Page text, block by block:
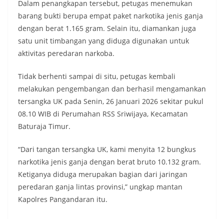
Dalam penangkapan tersebut, petugas menemukan
barang bukti berupa empat paket narkotika jenis ganja
dengan berat 1.165 gram. Selain itu, diamankan juga
satu unit timbangan yang diduga digunakan untuk
aktivitas peredaran narkoba.
Tidak berhenti sampai di situ, petugas kembali
melakukan pengembangan dan berhasil mengamankan
tersangka UK pada Senin, 26 Januari 2026 sekitar pukul
08.10 WIB di Perumahan RSS Sriwijaya, Kecamatan
Baturaja Timur.
“Dari tangan tersangka UK, kami menyita 12 bungkus
narkotika jenis ganja dengan berat bruto 10.132 gram.
Ketiganya diduga merupakan bagian dari jaringan
peredaran ganja lintas provinsi,” ungkap mantan
Kapolres Pangandaran itu.